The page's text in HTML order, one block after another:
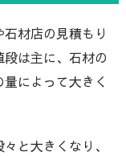
材店の見積もり
は主に、石材の
によって大きく
と大きくなり、